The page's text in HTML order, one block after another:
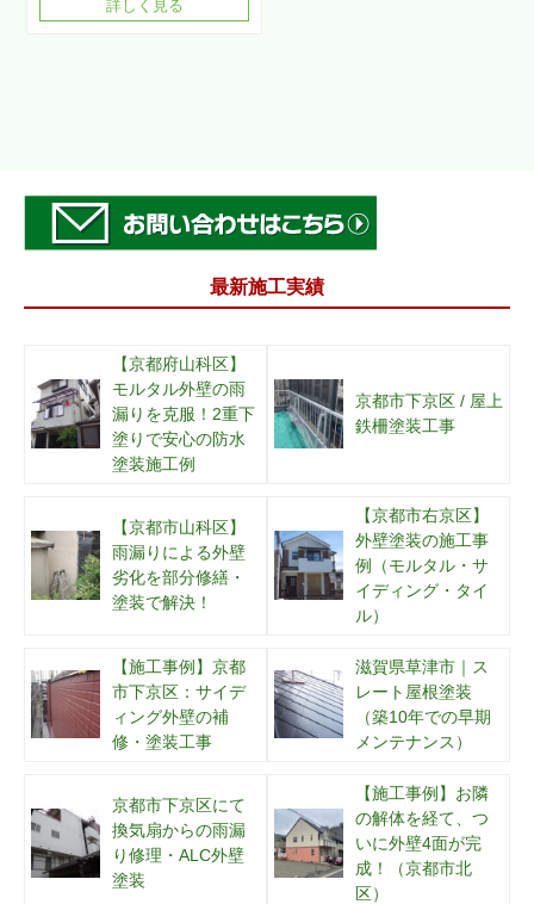
詳しく見る
最新施工実績
【京都府山科区】
モルタル外壁の雨
漏りを克服！2重下
塗りで安心の防水
塗装施工例
京都市下京区 / 屋上
鉄柵塗装工事
【京都市山科区】
雨漏りによる外壁
劣化を部分修繕・
塗装で解決！
【京都市右京区】
外壁塗装の施工事
例（モルタル・サ
イディング・タイ
ル）
【施工事例】京都
市下京区：サイデ
ィング外壁の補
修・塗装工事
滋賀県草津市｜ス
レート屋根塗装
（築10年での早期
メンテナンス）
京都市下京区にて
換気扇からの雨漏
り修理・ALC外壁
塗装
【施工事例】お隣
の解体を経て、つ
いに外壁4面が完
成！（京都市北
区）